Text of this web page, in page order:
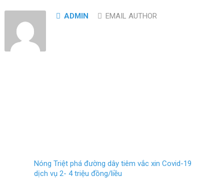
ADMIN EMAIL AUTHOR
Nóng Triệt phá đường dây tiêm vắc xin Covid-19
dịch vụ 2- 4 triệu đồng/liều